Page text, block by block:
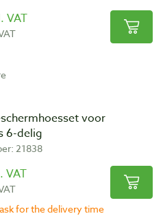
VAT
voor
6-delig
21838
VAT
for the delivery time